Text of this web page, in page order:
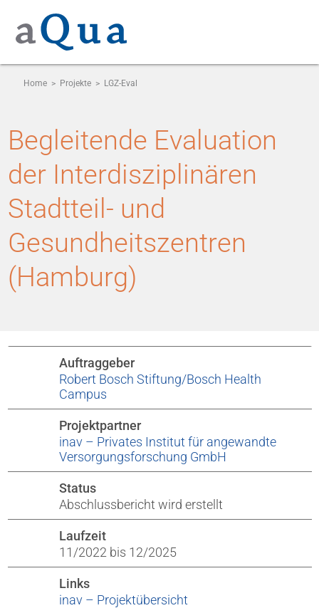
Home > Projekte > LGZ-Eval
Begleitende Evaluation
der Interdisziplinären
Stadtteil- und
Gesundheitszentren
(Hamburg)
Auftraggeber
Robert Bosch Stiftung/Bosch Health
Campus
Projektpartner
inav – Privates Institut für angewandte
Versorgungsforschung GmbH
Status
Abschlussbericht wird erstellt
Laufzeit
11/2022 bis 12/2025
Links
inav – Projektübersicht